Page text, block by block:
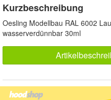
Kurzbeschreibung
Oesling Modellbau RAL 6002
wasserverdünnbar 30ml